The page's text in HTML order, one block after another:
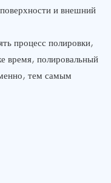
и внешний
процесс полировки,
время, полировальный
тем самым